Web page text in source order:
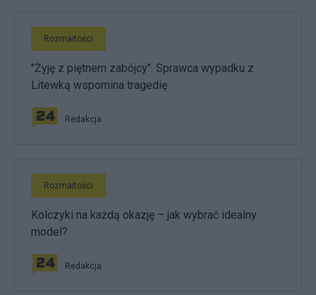
Rozmaitości
"Żyję z piętnem zabójcy". Sprawca wypadku z
Litewką wspomina tragedię
Redakcja
Rozmaitości
Kolczyki na każdą okazję – jak wybrać idealny
model?
Redakcja